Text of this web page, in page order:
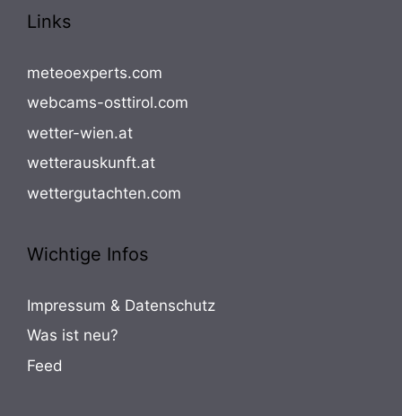
Links
meteoexperts.com
webcams-osttirol.com
wetter-wien.at
wetterauskunft.at
wettergutachten.com
Wichtige Infos
Impressum & Datenschutz
Was ist neu?
Feed